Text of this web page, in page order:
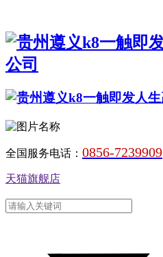
全国服务电话： 0856-7239909
天猫旗舰店